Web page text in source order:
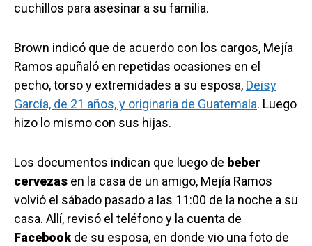
cuchillos para asesinar a su familia.
Brown indicó que de acuerdo con los cargos, Mejía
Ramos apuñaló en repetidas ocasiones en el
pecho, torso y extremidades a su esposa, Deisy
García, de 21 años, y originaria de Guatemala. Luego
hizo lo mismo con sus hijas.
Los documentos indican que luego de beber
cervezas en la casa de un amigo, Mejía Ramos
volvió el sábado pasado a las 11:00 de la noche a su
casa. Allí, revisó el teléfono y la cuenta de
Facebook de su esposa, en donde vio una foto de